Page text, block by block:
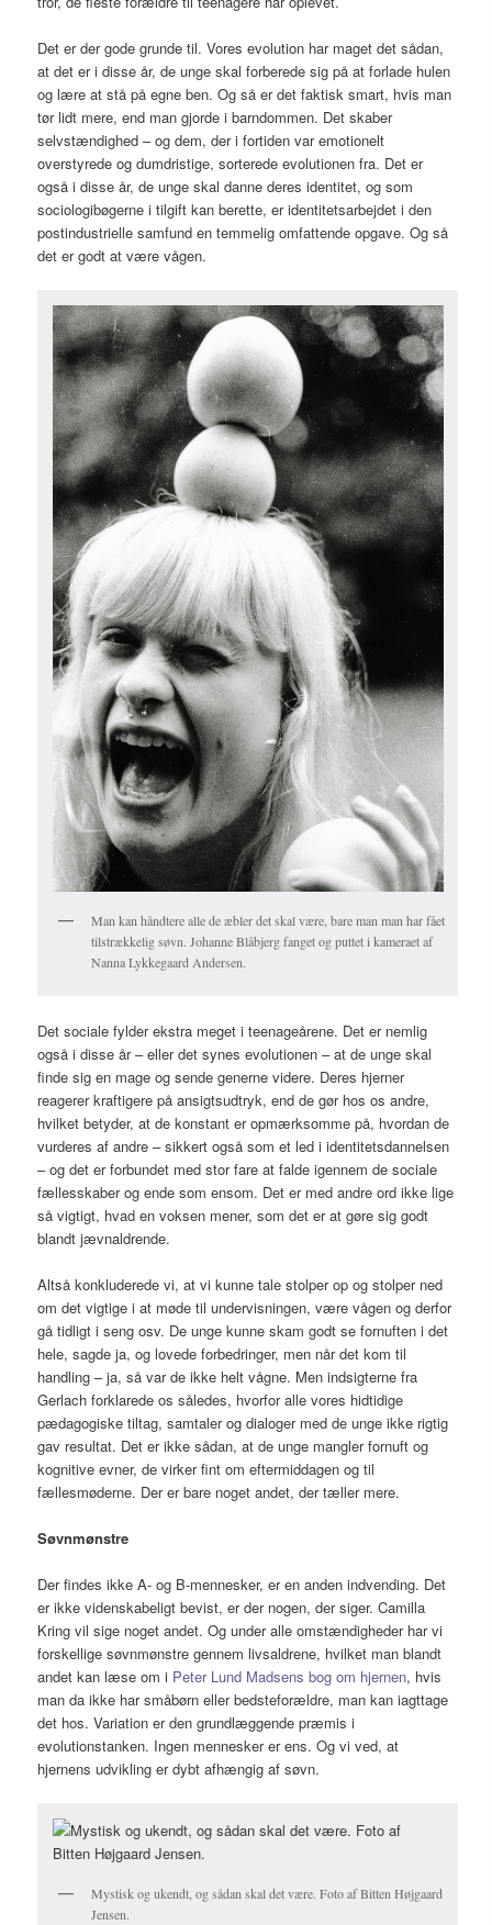
Det er der gode grunde til. Vores evolution har maget det sådan,
at det er i disse år, de unge skal forberede sig på at forlade hulen
og lære at stå på egne ben. Og så er det faktisk smart, hvis man
tør lidt mere, end man gjorde i barndommen. Det skaber
selvstændighed – og dem, der i fortiden var emotionelt
overstyrede og dumdristige, sorterede evolutionen fra. Det er
også i disse år, de unge skal danne deres identitet, og som
sociologibøgerne i tilgift kan berette, er identitetsarbejdet i den
postindustrielle samfund en temmelig omfattende opgave. Og så
det er godt at være vågen.
Man kan håndtere alle de æbler det skal være, bare man man har fået
tilstrækkelig søvn. Johanne Blåbjerg fanget og puttet i kameraet af
Nanna Lykkegaard Andersen.
Det sociale fylder ekstra meget i teenageårene. Det er nemlig
også i disse år – eller det synes evolutionen – at de unge skal
finde sig en mage og sende generne videre. Deres hjerner
reagerer kraftigere på ansigtsudtryk, end de gør hos os andre,
hvilket betyder, at de konstant er opmærksomme på, hvordan de
vurderes af andre – sikkert også som et led i identitetsdannelsen
– og det er forbundet med stor fare at falde igennem de sociale
fællesskaber og ende som ensom. Det er med andre ord ikke lige
så vigtigt, hvad en voksen mener, som det er at gøre sig godt
blandt jævnaldrende.
Altså konkluderede vi, at vi kunne tale stolper op og stolper ned
om det vigtige i at møde til undervisningen, være vågen og derfor
gå tidligt i seng osv. De unge kunne skam godt se fornuften i det
hele, sagde ja, og lovede forbedringer, men når det kom til
handling – ja, så var de ikke helt vågne. Men indsigterne fra
Gerlach forklarede os således, hvorfor alle vores hidtidige
pædagogiske tiltag, samtaler og dialoger med de unge ikke rigtig
gav resultat. Det er ikke sådan, at de unge mangler fornuft og
kognitive evner, de virker fint om eftermiddagen og til
fællesmøderne. Der er bare noget andet, der tæller mere.
Søvnmønstre
Der findes ikke A- og B-mennesker, er en anden indvending. Det
er ikke videnskabeligt bevist, er der nogen, der siger. Camilla
Kring vil sige noget andet. Og under alle omstændigheder har vi
forskellige søvnmønstre gennem livsaldrene, hvilket man blandt
andet kan læse om i Peter Lund Madsens bog om hjernen, hvis
man da ikke har småbørn eller bedsteforældre, man kan iagttage
det hos. Variation er den grundlæggende præmis i
evolutionstanken. Ingen mennesker er ens. Og vi ved, at
hjernens udvikling er dybt afhængig af søvn.
Mystisk og ukendt, og sådan skal det være. Foto af Bitten Højgaard
Jensen.